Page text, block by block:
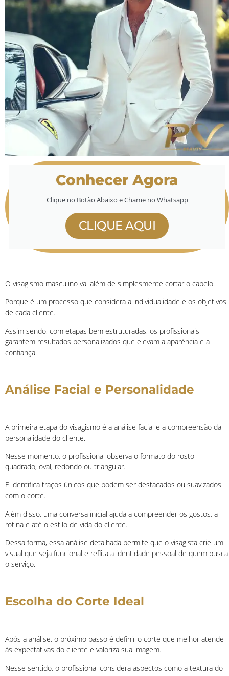
Conhecer Agora
Clique no Botão Abaixo e Chame no Whatsapp
CLIQUE AQUI
O visagismo masculino vai além de simplesmente cortar o cabelo.
Porque é um processo que considera a individualidade e os objetivos
de cada cliente.
Assim sendo, com etapas bem estruturadas, os profissionais
garantem resultados personalizados que elevam a aparência e a
confiança.
Análise Facial e Personalidade
A primeira etapa do visagismo é a análise facial e a compreensão da
personalidade do cliente.
Nesse momento, o profissional observa o formato do rosto –
quadrado, oval, redondo ou triangular.
E identifica traços únicos que podem ser destacados ou suavizados
com o corte.
Além disso, uma conversa inicial ajuda a compreender os gostos, a
rotina e até o estilo de vida do cliente.
Dessa forma, essa análise detalhada permite que o visagista crie um
visual que seja funcional e reflita a identidade pessoal de quem busca
o serviço.
Escolha do Corte Ideal
Após a análise, o próximo passo é definir o corte que melhor atende
às expectativas do cliente e valoriza sua imagem.
Nesse sentido, o profissional considera aspectos como a textura do